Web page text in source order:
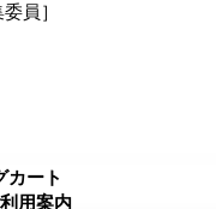
員］
カート
用案内